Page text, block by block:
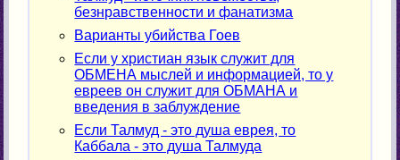
безнравственности и фанатизма
Варианты убийства Гоев
Если у христиан язык служит для
ОБМЕНА мыслей и информацией, то у
евреев он служит для ОБМАНА и
введения в заблуждение
Если Талмуд - это душа еврея, то
Каббала - это душа Талмуда